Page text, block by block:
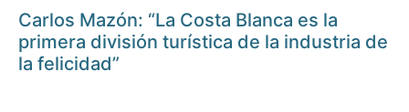
Carlos Mazón: “La Costa Blanca es la
primera división turística de la industria de
la felicidad”